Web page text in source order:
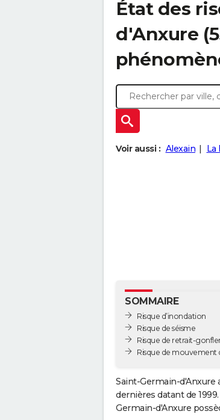
État des
d'Anxure
Voir aussi : Alexain La
SOMMAIRE
Risque d’inondation
Risque de séisme
Risque de retrait-
Risque de mouvement
Saint-Germain-d'Anxure
dernières datant de
Germain-d'Anxure